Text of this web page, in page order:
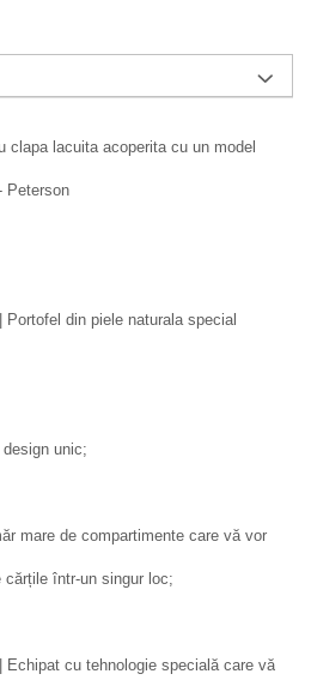
clapa lacuita acoperita cu un model
Peterson
din piele naturala special
unic;
mare de compartimente care vă vor
într-un singur loc;
Echipat cu tehnologie specială care vă